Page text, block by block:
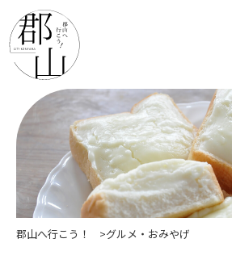
郡山へ行こう！ グルメ・おみやげ